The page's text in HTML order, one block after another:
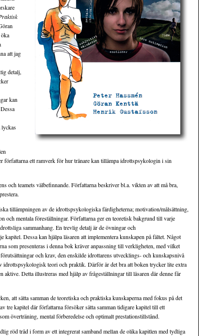
att jag
detalj,
kan
lyckas
författarna ett ramverk för hur tränare kan tillämpa idrottspsykologin i sin
och teamets välbefinnande. Författarna beskriver bl.a. vikten av att må bra,
tillämpningen av de idrottspsykologiska färdigheterna; motivation/målsättning,
och mentala föreställningar. Författarna ger en teoretisk bakgrund till varje
sammanhang. En trevlig detalj är de övningar och
Dessa kan hjälpa läsaren att implementera kunskapen på fältet. Något
som presenteras i denna bok kräver anpassning till verkligheten, med vilket
och krav, den enskilde idrottarens utvecklings- och kunskapsnivå
idrottspsykologisk teori och praktik. Därför är det bra att boken trycker lite extra
aktive. Detta illustreras med hjälp av frågeställningar till läsaren där denne får
att sätta samman de teoretiska och praktiska kunskaperna med fokus på det
tre kapitel där författarna försöker sätta samman tidigare kapitel till ett
överträning, mental förberedelse och optimalt prestationstillstånd.
röd tråd i form av ett integrerat samband mellan de olika kapitlen med tydliga